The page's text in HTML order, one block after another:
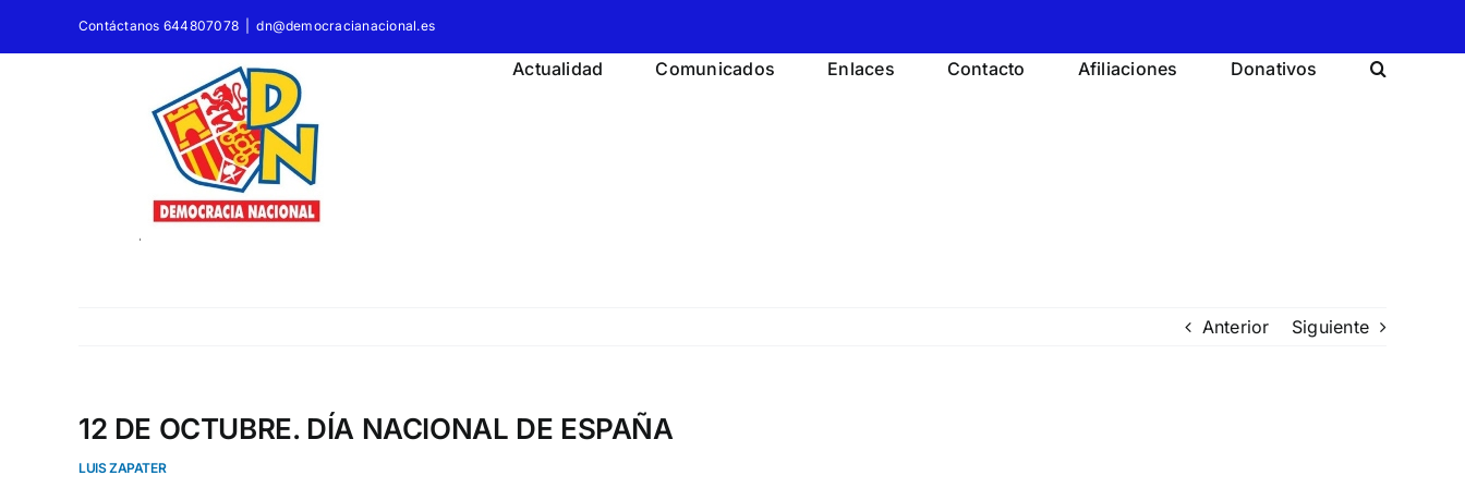
Contáctanos 644807078 dn@democracianacional.es
Actualidad Comunicados Enlaces Contacto Afiliaciones Donativos
Anterior Siguiente
12 DE OCTUBRE. DÍA NACIONAL DE ESPAÑA
LUIS ZAPATER